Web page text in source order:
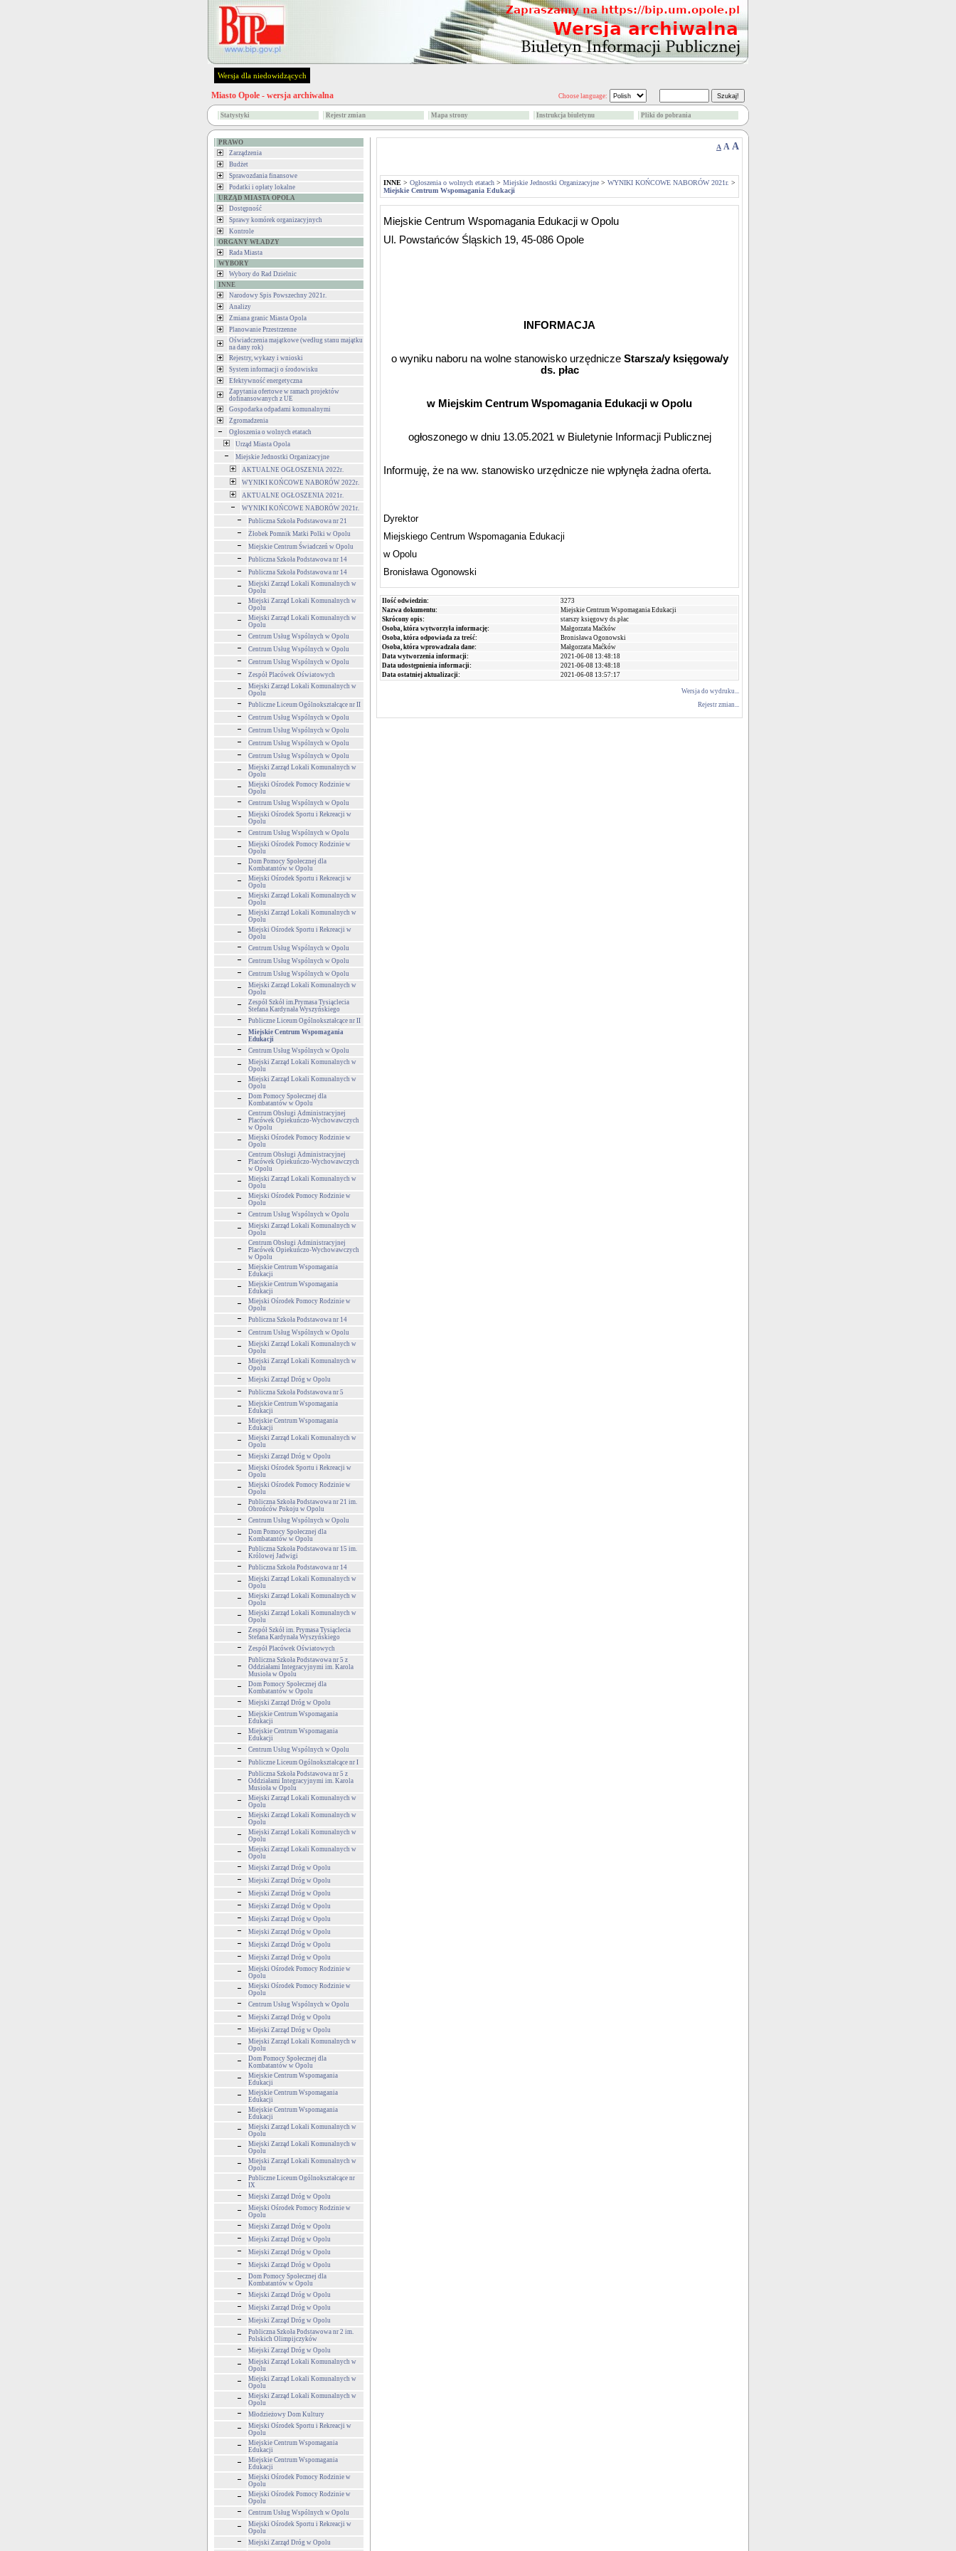
Wersja dla niedowidzących
Miasto Opole - wersja archiwalna Choose language:
Statystyki Rejestr zmian Mapa strony Instrukcja biuletynu Pliki do pobrania
PRAWO
Zarządzenia
Budżet
Sprawozdania finansowe
Podatki i opłaty lokalne
URZĄD MIASTA OPOLA
Dostępność
Sprawy komórek organizacyjnych
Kontrole
ORGANY WŁADZY
Rada Miasta
WYBORY
Wybory do Rad Dzielnic
INNE
Narodowy Spis Powszechny 2021r.
Analizy
Zmiana granic Miasta Opola
Planowanie Przestrzenne
Oświadczenia majątkowe (według stanu majątku
na dany rok)
Rejestry, wykazy i wnioski
System informacji o środowisku
Efektywność energetyczna
Zapytania ofertowe w ramach projektów
dofinansowanych z UE
Gospodarka odpadami komunalnymi
Zgromadzenia
Ogłoszenia o wolnych etatach
Urząd Miasta Opola
Miejskie Jednostki Organizacyjne
AKTUALNE OGŁOSZENIA 2022r.
WYNIKI KOŃCOWE NABORÓW 2022r.
AKTUALNE OGŁOSZENIA 2021r.
WYNIKI KOŃCOWE NABORÓW 2021r.
Publiczna Szkoła Podstawowa nr 21
Żłobek Pomnik Matki Polki w Opolu
Miejskie Centrum Świadczeń w Opolu
Publiczna Szkoła Podstawowa nr 14
Publiczna Szkoła Podstawowa nr 14
Miejski Zarząd Lokali Komunalnych w
Opolu
Miejski Zarząd Lokali Komunalnych w
Opolu
Miejski Zarząd Lokali Komunalnych w
Opolu
Centrum Usług Wspólnych w Opolu
Centrum Usług Wspólnych w Opolu
Centrum Usług Wspólnych w Opolu
Zespół Placówek Oświatowych
Miejski Zarząd Lokali Komunalnych w
Opolu
Publiczne Liceum Ogólnokształcące nr II
Centrum Usług Wspólnych w Opolu
Centrum Usług Wspólnych w Opolu
Centrum Usług Wspólnych w Opolu
Centrum Usług Wspólnych w Opolu
Miejski Zarząd Lokali Komunalnych w
Opolu
Miejski Ośrodek Pomocy Rodzinie w
Opolu
Centrum Usług Wspólnych w Opolu
Miejski Ośrodek Sportu i Rekreacji w
Opolu
Centrum Usług Wspólnych w Opolu
Miejski Ośrodek Pomocy Rodzinie w
Opolu
Dom Pomocy Społecznej dla
Kombatantów w Opolu
Miejski Ośrodek Sportu i Rekreacji w
Opolu
Miejski Zarząd Lokali Komunalnych w
Opolu
Miejski Zarząd Lokali Komunalnych w
Opolu
Miejski Ośrodek Sportu i Rekreacji w
Opolu
Centrum Usług Wspólnych w Opolu
Centrum Usług Wspólnych w Opolu
Centrum Usług Wspólnych w Opolu
Miejski Zarząd Lokali Komunalnych w
Opolu
Zespół Szkół im.Prymasa Tysiąclecia
Stefana Kardynała Wyszyńskiego
Publiczne Liceum Ogólnokształcące nr II
Miejskie Centrum Wspomagania
Edukacji
Centrum Usług Wspólnych w Opolu
Miejski Zarząd Lokali Komunalnych w
Opolu
Miejski Zarząd Lokali Komunalnych w
Opolu
Dom Pomocy Społecznej dla
Kombatantów w Opolu
Centrum Obsługi Administracyjnej
Placówek Opiekuńczo-Wychowawczych
w Opolu
Miejski Ośrodek Pomocy Rodzinie w
Opolu
Centrum Obsługi Administracyjnej
Placówek Opiekuńczo-Wychowawczych
w Opolu
Miejski Zarząd Lokali Komunalnych w
Opolu
Miejski Ośrodek Pomocy Rodzinie w
Opolu
Centrum Usług Wspólnych w Opolu
Miejski Zarząd Lokali Komunalnych w
Opolu
Centrum Obsługi Administracyjnej
Placówek Opiekuńczo-Wychowawczych
w Opolu
Miejskie Centrum Wspomagania
Edukacji
Miejskie Centrum Wspomagania
Edukacji
Miejski Ośrodek Pomocy Rodzinie w
Opolu
Publiczna Szkoła Podstawowa nr 14
Centrum Usług Wspólnych w Opolu
Miejski Zarząd Lokali Komunalnych w
Opolu
Miejski Zarząd Lokali Komunalnych w
Opolu
Miejski Zarząd Dróg w Opolu
Publiczna Szkoła Podstawowa nr 5
Miejskie Centrum Wspomagania
Edukacji
Miejskie Centrum Wspomagania
Edukacji
Miejski Zarząd Lokali Komunalnych w
Opolu
Miejski Zarząd Dróg w Opolu
Miejski Ośrodek Sportu i Rekreacji w
Opolu
Miejski Ośrodek Pomocy Rodzinie w
Opolu
Publiczna Szkoła Podstawowa nr 21 im.
Obrońców Pokoju w Opolu
Centrum Usług Wspólnych w Opolu
Dom Pomocy Społecznej dla
Kombatantów w Opolu
Publiczna Szkoła Podstawowa nr 15 im.
Królowej Jadwigi
Publiczna Szkoła Podstawowa nr 14
Miejski Zarząd Lokali Komunalnych w
Opolu
Miejski Zarząd Lokali Komunalnych w
Opolu
Miejski Zarząd Lokali Komunalnych w
Opolu
Zespół Szkół im. Prymasa Tysiąclecia
Stefana Kardynała Wyszyńskiego
Zespół Placówek Oświatowych
Publiczna Szkoła Podstawowa nr 5 z
Oddziałami Integracyjnymi im. Karola
Musioła w Opolu
Dom Pomocy Społecznej dla
Kombatantów w Opolu
Miejski Zarząd Dróg w Opolu
Miejskie Centrum Wspomagania
Edukacji
Miejskie Centrum Wspomagania
Edukacji
Centrum Usług Wspólnych w Opolu
Publiczne Liceum Ogólnokształcące nr I
Publiczna Szkoła Podstawowa nr 5 z
Oddziałami Integracyjnymi im. Karola
Musioła w Opolu
Miejski Zarząd Lokali Komunalnych w
Opolu
Miejski Zarząd Lokali Komunalnych w
Opolu
Miejski Zarząd Lokali Komunalnych w
Opolu
Miejski Zarząd Lokali Komunalnych w
Opolu
Miejski Zarząd Dróg w Opolu
Miejski Zarząd Dróg w Opolu
Miejski Zarząd Dróg w Opolu
Miejski Zarząd Dróg w Opolu
Miejski Zarząd Dróg w Opolu
Miejski Zarząd Dróg w Opolu
Miejski Zarząd Dróg w Opolu
Miejski Zarząd Dróg w Opolu
Miejski Ośrodek Pomocy Rodzinie w
Opolu
Miejski Ośrodek Pomocy Rodzinie w
Opolu
Centrum Usług Wspólnych w Opolu
Miejski Zarząd Dróg w Opolu
Miejski Zarząd Dróg w Opolu
Miejski Zarząd Lokali Komunalnych w
Opolu
Dom Pomocy Społecznej dla
Kombatantów w Opolu
Miejskie Centrum Wspomagania
Edukacji
Miejskie Centrum Wspomagania
Edukacji
Miejskie Centrum Wspomagania
Edukacji
Miejski Zarząd Lokali Komunalnych w
Opolu
Miejski Zarząd Lokali Komunalnych w
Opolu
Miejski Zarząd Lokali Komunalnych w
Opolu
Publiczne Liceum Ogólnokształcące nr
IX
Miejski Zarząd Dróg w Opolu
Miejski Ośrodek Pomocy Rodzinie w
Opolu
Miejski Zarząd Dróg w Opolu
Miejski Zarząd Dróg w Opolu
Miejski Zarząd Dróg w Opolu
Miejski Zarząd Dróg w Opolu
Dom Pomocy Społecznej dla
Kombatantów w Opolu
Miejski Zarząd Dróg w Opolu
Miejski Zarząd Dróg w Opolu
Miejski Zarząd Dróg w Opolu
Publiczna Szkoła Podstawowa nr 2 im.
Polskich Olimpijczyków
Miejski Zarząd Dróg w Opolu
Miejski Zarząd Lokali Komunalnych w
Opolu
Miejski Zarząd Lokali Komunalnych w
Opolu
Miejski Zarząd Lokali Komunalnych w
Opolu
Młodzieżowy Dom Kultury
Miejski Ośrodek Sportu i Rekreacji w
Opolu
Miejskie Centrum Wspomagania
Edukacji
Miejskie Centrum Wspomagania
Edukacji
Miejski Ośrodek Pomocy Rodzinie w
Opolu
Miejski Ośrodek Pomocy Rodzinie w
Opolu
Centrum Usług Wspólnych w Opolu
Miejski Ośrodek Sportu i Rekreacji w
Opolu
Miejski Zarząd Dróg w Opolu
A A A
INNE > Ogłoszenia o wolnych etatach > Miejskie Jednostki Organizacyjne > WYNIKI KOŃCOWE NABORÓW 2021r. >
Miejskie Centrum Wspomagania Edukacji
Miejskie Centrum Wspomagania Edukacji w Opolu
Ul. Powstańców Śląskich 19, 45-086 Opole
INFORMACJA
o wyniku naboru na wolne stanowisko urzędniczeStarsza/y księgowa/y
ds. płac
w Miejskim Centrum Wspomagania Edukacji w Opolu
ogłoszonego w dniu 13.05.2021 w Biuletynie Informacji Publicznej
Informuję, że na ww. stanowisko urzędnicze nie wpłynęła żadna oferta.
Dyrektor
Miejskiego Centrum Wspomagania Edukacji
w Opolu
Bronisława Ogonowski
Ilość odwiedzin:
3273
Nazwa dokumentu:
Miejskie Centrum Wspomagania Edukacji
Skrócony opis:
starszy księgowy ds.płac
Osoba, która wytworzyła informację:
Małgorzata Maćków
Osoba, która odpowiada za treść:
Bronisława Ogonowski
Osoba, która wprowadzała dane:
Małgorzata Maćków
Data wytworzenia informacji:
2021-06-08 13:48:18
Data udostępnienia informacji:
2021-06-08 13:48:18
Data ostatniej aktualizacji:
2021-06-08 13:57:17
Wersja do wydruku...
Rejestr zmian...